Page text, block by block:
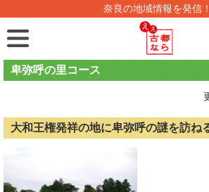
奈良の地域情報を発信！
卑弥呼の里コース
大和王権発祥の地に卑弥呼の謎を訪ね